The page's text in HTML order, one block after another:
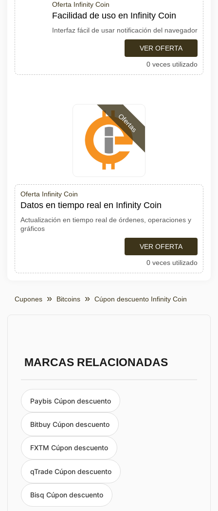
Oferta Infinity Coin
Facilidad de uso en Infinity Coin
Interfaz fácil de usar notificación del navegador
VER OFERTA
0 veces utilizado
Ofertas
Oferta Infinity Coin
Datos en tiempo real en Infinity Coin
Actualización en tiempo real de órdenes, operaciones y
gráficos
VER OFERTA
0 veces utilizado
Cupones Bitcoins Cúpon descuento Infinity Coin
MARCAS RELACIONADAS
Paybis Cúpon descuento
Bitbuy Cúpon descuento
FXTM Cúpon descuento
qTrade Cúpon descuento
Bisq Cúpon descuento